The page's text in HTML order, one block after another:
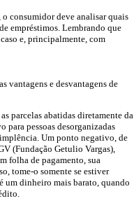
consumidor deve analisar quais
empréstimos. Lembrando que
e, principalmente, com
vantagens e desvantagens de
parcelas abatidas diretamente da
pessoas desorganizadas
Um ponto negativo, de
(Fundação Getulio Vargas),
folha de pagamento, sua
tome-o somente se estiver
um dinheiro mais barato, quando